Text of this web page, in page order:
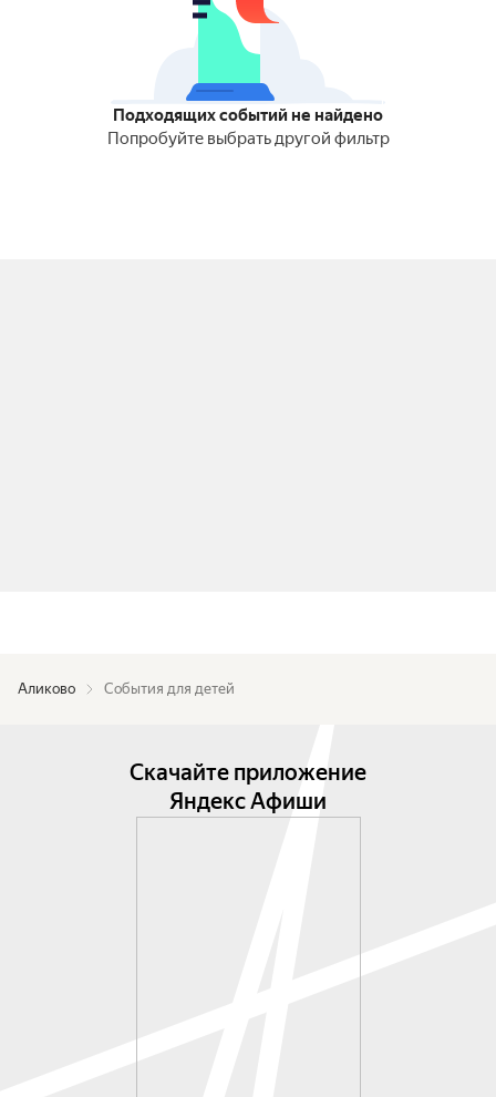
Подходящих событий не найдено
Попробуйте выбрать другой фильтр
Аликово События для детей
Скачайте приложение
Яндекс Афиши